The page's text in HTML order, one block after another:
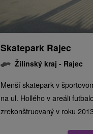
Skatepark Rajec
Žilinský kraj - Rajec
Menší skatepark v
na ul. Hollého v areáli
zrekonštruovaný v roku